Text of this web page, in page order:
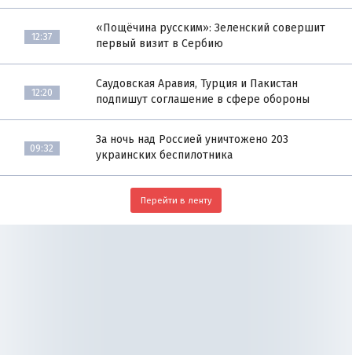
12:37
«Пощёчина русским»: Зеленский совершит
первый визит в Сербию
12:20
Саудовская Аравия, Турция и Пакистан
подпишут соглашение в сфере обороны
09:32
За ночь над Россией уничтожено 203
украинских беспилотника
Перейти в ленту